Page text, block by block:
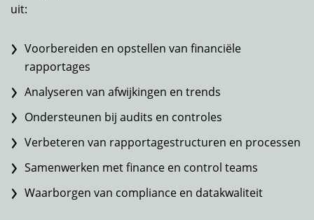
uit:
Voorbereiden en opstellen van financiële
rapportages
Analyseren van afwijkingen en trends
Ondersteunen bij audits en controles
Verbeteren van rapportagestructuren en processen
Samenwerken met finance en control teams
Waarborgen van compliance en datakwaliteit